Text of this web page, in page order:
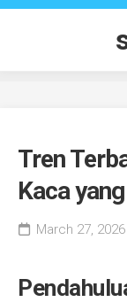
Skip
Tren
Kaca
March 27, 2026